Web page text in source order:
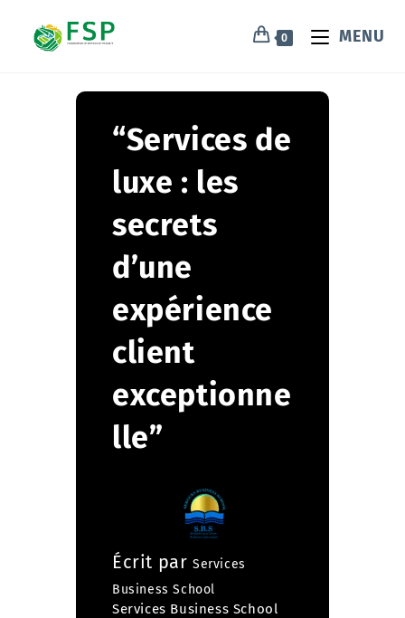
0 MENU
“Services de
luxe : les
secrets
d’une
expérience
client
exceptionne
lle”
Écrit par Services
Business School
Services Business School